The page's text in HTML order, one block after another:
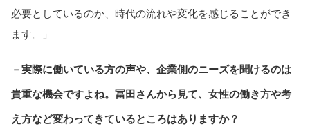
必要としているのか、時代の流れや変化を感じることができ
ます。」
－実際に働いている方の声や、企業側のニーズを聞けるのは
貴重な機会ですよね。冨田さんから見て、女性の働き方や考
え方など変わってきているところはありますか？